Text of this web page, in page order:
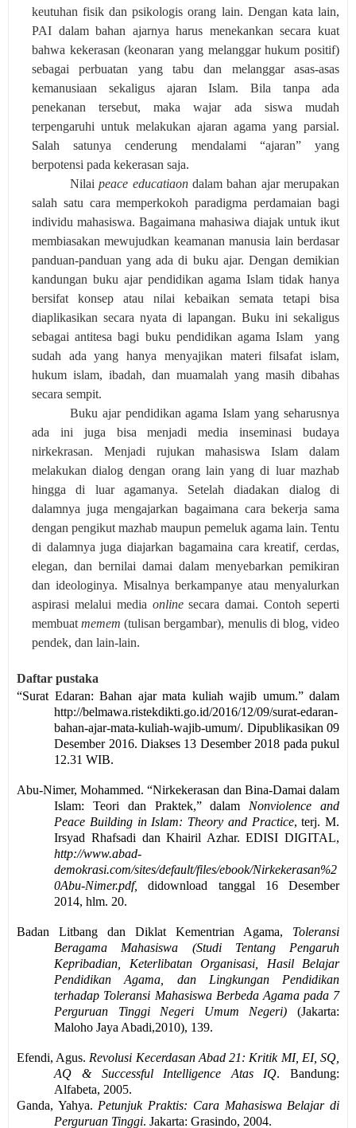
keutuhan fisik dan psikologis orang lain. Dengan kata lain,
PAI dalam bahan ajarnya harus menekankan secara kuat
bahwa kekerasan (keonaran yang melanggar hukum positif)
sebagai perbuatan yang tabu dan melanggar asas-asas
kemanusiaan sekaligus ajaran Islam. Bila tanpa ada
penekanan tersebut, maka wajar ada siswa mudah
terpengaruhi untuk melakukan ajaran agama yang parsial.
Salah satunya cenderung mendalami “ajaran” yang
berpotensi pada kekerasan saja.
Nilaipeace educatiaondalam bahan ajar merupakan
salah satu cara memperkokoh paradigma perdamaian bagi
individu mahasiswa. Bagaimana mahasiwa diajak untuk ikut
membiasakan mewujudkan keamanan manusia lain berdasar
panduan-panduan yang ada di buku ajar. Dengan demikian
kandungan buku ajar pendidikan agama Islam tidak hanya
bersifat konsep atau nilai kebaikan semata tetapi bisa
diaplikasikan secara nyata di lapangan. Buku ini sekaligus
sebagai antitesa bagi buku pendidikan agama Islam
yang
sudah ada yang hanya menyajikan materi filsafat islam,
hukum islam, ibadah, dan muamalah yang masih dibahas
secara sempit.
Buku ajar pendidikan agama Islam yang seharusnya
ada ini juga bisa menjadi media inseminasi budaya
nirkekrasan. Menjadi rujukan mahasiswa Islam dalam
melakukan dialog dengan orang lain yang di luar mazhab
hingga di luar agamanya. Setelah diadakan dialog di
dalamnya juga mengajarkan bagaimana cara bekerja sama
dengan pengikut mazhab maupun pemeluk agama lain. Tentu
di dalamnya juga diajarkan bagamaina cara kreatif, cerdas,
elegan, dan bernilai damai dalam menyebarkan pemikiran
dan ideologinya. Misalnya berkampanye atau menyalurkan
aspirasi melalui media onlinesecara damai. Contoh seperti
membuatmemem(tulisan bergambar), menulis di blog, video
pendek, dan lain-lain.
Daftar pustaka
“Surat Edaran: Bahan ajar mata kuliah wajib umum.” dalam
http://belmawa.ristekdikti.go.id/2016/12/09/surat-edaran-
bahan-ajar-mata-kuliah-wajib-umum/. Dipublikasikan 09
Desember 2016. Diakses 13 Desember 2018 pada pukul
12.31 WIB.
Abu-Nimer, Mohammed. “Nirkekerasan dan Bina-Damai dalam
Islam: Teori dan Praktek,” dalam Nonviolence and
Peace Building in Islam: Theory and Practice, terj. M.
Irsyad Rhafsadi dan Khairil Azhar. EDISI DIGITAL,
http://www.abad-
demokrasi.com/sites/default/files/ebook/Nirkekerasan%2
0Abu-Nimer.pdf, didownload tanggal 16 Desember
2014, hlm. 20.
Badan Litbang dan Diklat Kementrian Agama, Toleransi
Beragama Mahasiswa (Studi Tentang Pengaruh
Kepribadian, Keterlibatan Organisasi, Hasil Belajar
Pendidikan Agama, dan Lingkungan Pendidikan
terhadap Toleransi Mahasiswa Berbeda Agama pada 7
Perguruan Tinggi Negeri Umum Negeri) (Jakarta:
Maloho Jaya Abadi,2010), 139.
Efendi, Agus. Revolusi Kecerdasan Abad 21: Kritik MI, EI, SQ,
AQ & Successful Intelligence Atas IQ. Bandung:
Alfabeta, 2005.
Ganda, Yahya. Petunjuk Praktis: Cara Mahasiswa Belajar di
Perguruan Tinggi. Jakarta: Grasindo, 2004.